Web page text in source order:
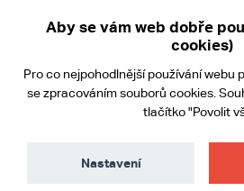
Obchodní
Ochrana osobních
Aby se vám web dobře
cookies)
Pro co nejpohodlnější používání webu
se zpracováním souborů cookies.
tlačítko "Povolit
Nastavení